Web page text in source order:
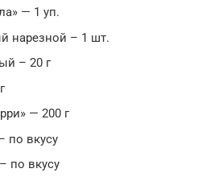
— 1 уп.
нарезной – 1 шт.
– 20 г
— 200 г
по вкусу
по вкусу